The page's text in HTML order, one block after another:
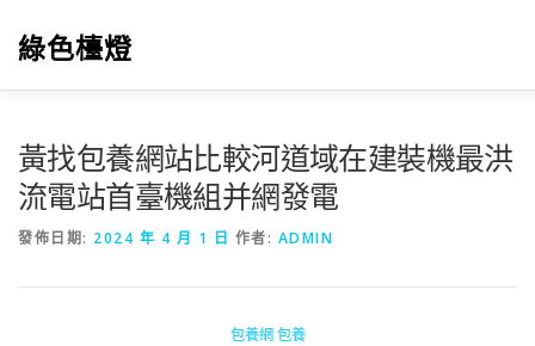
綠色檯燈
黃找包養網站比較河道域在建裝機最洪
流電站首臺機組并網發電
發佈日期: 2024 年 4 月 1 日 作者: ADMIN
包養網 包養